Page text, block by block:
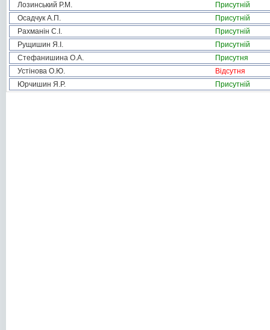
Лозинський Р.М.
Присутній
Осадчук А.П.
Присутній
Рахманін С.І.
Присутній
Рущишин Я.І.
Присутній
Стефанишина О.А.
Присутня
Устінова О.Ю.
Відсутня
Юрчишин Я.Р.
Присутній